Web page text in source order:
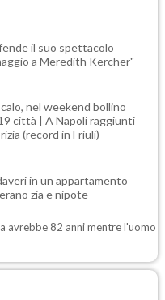
il suo spettacolo
a Meredith Kercher"
nel weekend bollino
città | A Napoli raggiunti
(record in Friuli)
in un appartamento
zia e nipote
avrebbe 82 anni mentre l'uomo